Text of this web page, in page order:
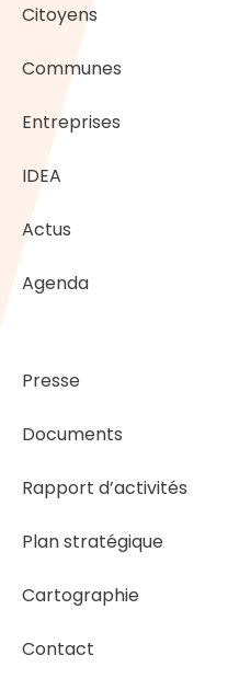
Citoyens
Communes
Entreprises
IDEA
Actus
Agenda
Presse
Documents
Rapport d’activités
Plan stratégique
Cartographie
Contact